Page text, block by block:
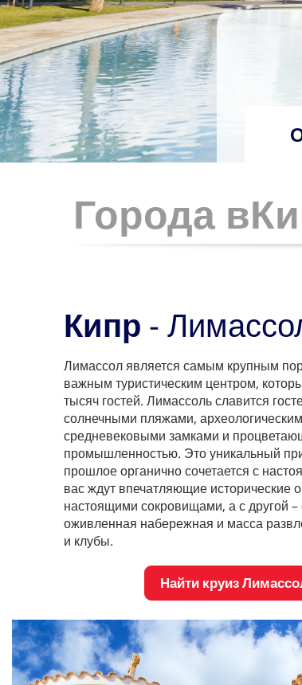
Города
Кипр -
Лимассол является самым крупным
важным туристическим центром,
тысяч гостей. Лимассоль славится
солнечными пляжами,
средневековыми замками и
промышленностью. Это уникальный
прошлое органично сочетается с
вас ждут впечатляющие исторические
настоящими сокровищами, а с другой
оживленная набережная и масса
и клубы.
Найти круиз